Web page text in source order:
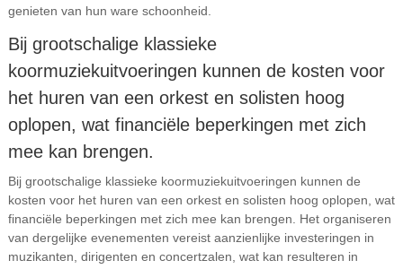
genieten van hun ware schoonheid.
Bij grootschalige klassieke
koormuziekuitvoeringen kunnen de kosten voor
het huren van een orkest en solisten hoog
oplopen, wat financiële beperkingen met zich
mee kan brengen.
Bij grootschalige klassieke koormuziekuitvoeringen kunnen de
kosten voor het huren van een orkest en solisten hoog oplopen, wat
financiële beperkingen met zich mee kan brengen. Het organiseren
van dergelijke evenementen vereist aanzienlijke investeringen in
muzikanten, dirigenten en concertzalen, wat kan resulteren in